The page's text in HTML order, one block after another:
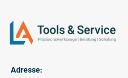
Adresse: